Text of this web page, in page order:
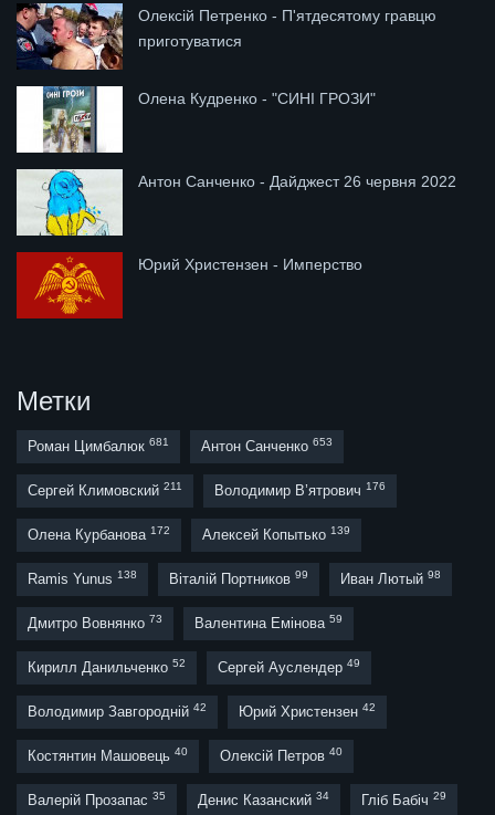
Олексій Петренко - П'ятдесятому гравцю
приготуватися
Олена Кудренко - "СИНІ ГРОЗИ"
Антон Санченко - Дайджест 26 червня 2022
Юрий Христензен - Имперство
Метки
Роман Цимбалюк 681 Антон Санченко 653
Сергей Климовский 211 Володимир В’ятрович 176
Олена Курбанова 172 Алексей Копытько 139
Ramis Yunus 138 Віталій Портников 99 Иван Лютый 98
Дмитро Вовнянко 73 Валентина Емінова 59
Кирилл Данильченко 52 Сергей Ауслендер 49
Володимир Завгородній 42 Юрий Христензен 42
Костянтин Машовець 40 Олексій Петров 40
Валерій Прозапас 35 Денис Казанский 34 Гліб Бабіч 29